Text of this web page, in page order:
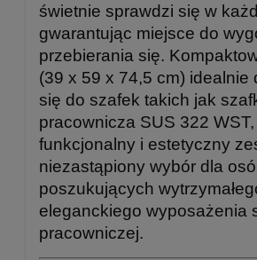
świetnie sprawdzi się w
gwarantując miejsce do
przebierania się.
(39 x 59 x 74,5 cm) idealnie
się do szafek takich jak
pracownicza SUS 322
funkcjonalny i estetyczny
niezastąpiony wybór dla
poszukujących
eleganckiego wyposażenia
pracowniczej.